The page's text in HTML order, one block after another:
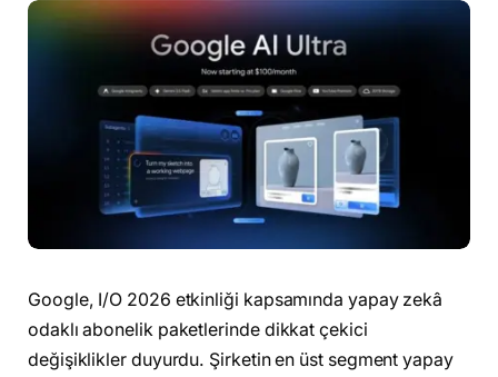
Google, I/O 2026 etkinliği kapsamında yapay zekâ
odaklı abonelik paketlerinde dikkat çekici
değişiklikler duyurdu. Şirketin en üst segment yapay